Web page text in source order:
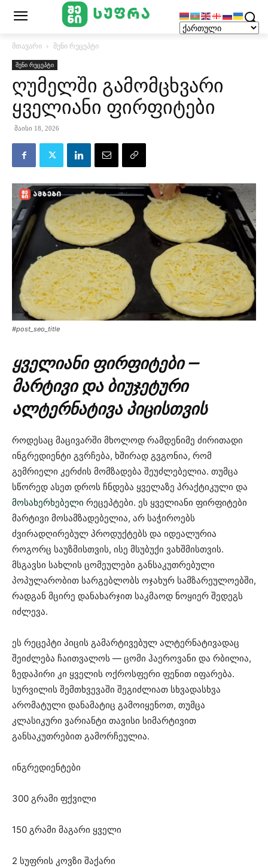
მთავარი შენი რეცეპტი
შენი რეცეპტი
ღუმელში გამომცხვარი
ყველიანი ფირფიტები
მაისი 18, 2026
#post_seo_title
ყველიანი ფირფიტები —
მარტივი და ბიუჯეტური
ალტერნატივა პიცისთვის
როდესაც მაცივარში მხოლოდ რამდენიმე ძირითადი
ინგრედიენტი გვრჩება, ხშირად გვგონია, რომ
გემრიელი კერძის მომზადება შეუძლებელია. თუმცა
სწორედ ასეთ დროს ჩნდება ყველაზე პრაქტიკული და
მოსახერხებელი რეცეპტები. ეს ყველიანი ფირფიტები
მარტივი მოსამზადებელია, არ საჭიროებს
ძვირადღირებულ პროდუქტებს და იდეალურია
როგორც საუზმისთვის, ისე მსუბუქი ვახშმისთვის.
მსგავსი სახლის ცომეულები განსაკუთრებული
პოპულარობით სარგებლობს ოჯახურ სამზარეულოებში,
რადგან მცირე დანახარჯით საკმაოდ ნოყიერ შედეგს
იძლევა.
ეს რეცეპტი პიცის გამარტივებულ ალტერნატივადაც
შეიძლება ჩაითვალოს — ცომი ჰაეროვანი და რბილია,
ზედაპირი კი ყველის ოქროსფერი ფენით იფარება.
სურვილის შემთხვევაში შეგიძლიათ სხვადასხვა
არომატული დანამატიც გამოიყენოთ, თუმცა
კლასიკური ვარიანტი თავისი სიმარტივით
განსაკუთრებით გამორჩეულია.
ინგრედიენტები
300 გრამი ფქვილი
150 გრამი მაგარი ყველი
2 სუფრის კოვზი შაქარი